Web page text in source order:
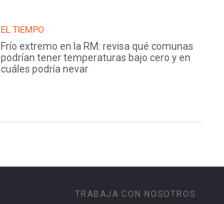
EL TIEMPO
Frío extremo en la RM: revisa qué comunas
podrían tener temperaturas bajo cero y en
cuáles podría nevar
TRABAJA CON NOSOTROS